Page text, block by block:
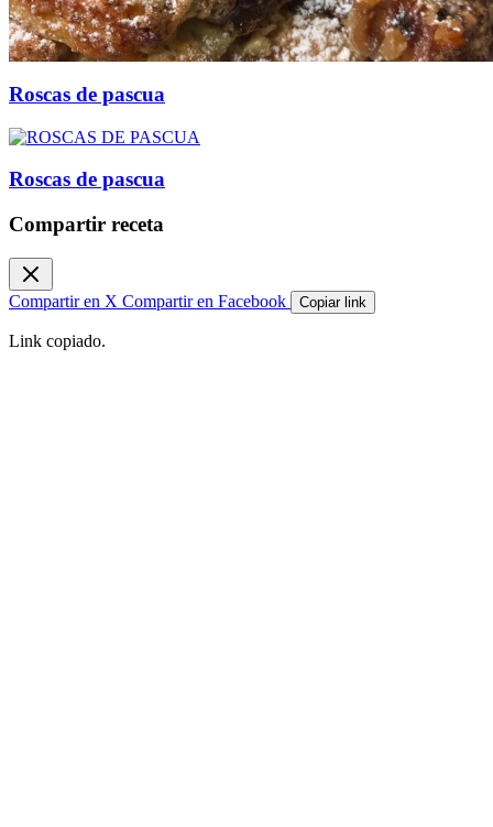
Roscas de pascua
Roscas de pascua
Compartir receta
Compartir en X Compartir en Facebook Copiar link
Link copiado.